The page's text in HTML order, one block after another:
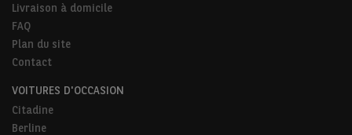
Livraison à domicile
FAQ
Plan du site
Contact
VOITURES D'OCCASION
Citadine
Berline